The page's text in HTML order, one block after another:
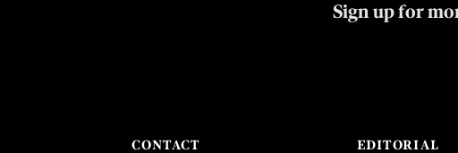
Sign up for
CONTACT
EDITORIAL